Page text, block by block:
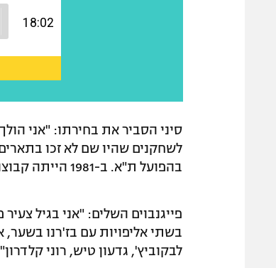
לשחקנים שהיו שם לא זכו
בהפועל ת"א. ב-1981 הייתה קבוצה מאוד מאוזנת התקפית והגנתית".
פייגנבוים השלים: "אני בגיל
בשתי אליפויות עם בז'רנו בשער,
לבקוביץ', גדעון טיש, רוני